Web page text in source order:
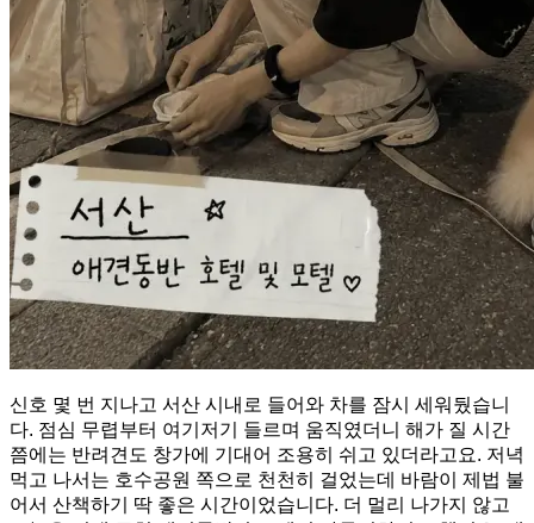
신호 몇 번 지나고 서산 시내로 들어와 차를 잠시 세워뒀습니
다. 점심 무렵부터 여기저기 들르며 움직였더니 해가 질 시간
쯤에는 반려견도 창가에 기대어 조용히 쉬고 있더라고요. 저녁
먹고 나서는 호수공원 쪽으로 천천히 걸었는데 바람이 제법 불
어서 산책하기 딱 좋은 시간이었습니다. 더 멀리 나가지 않고